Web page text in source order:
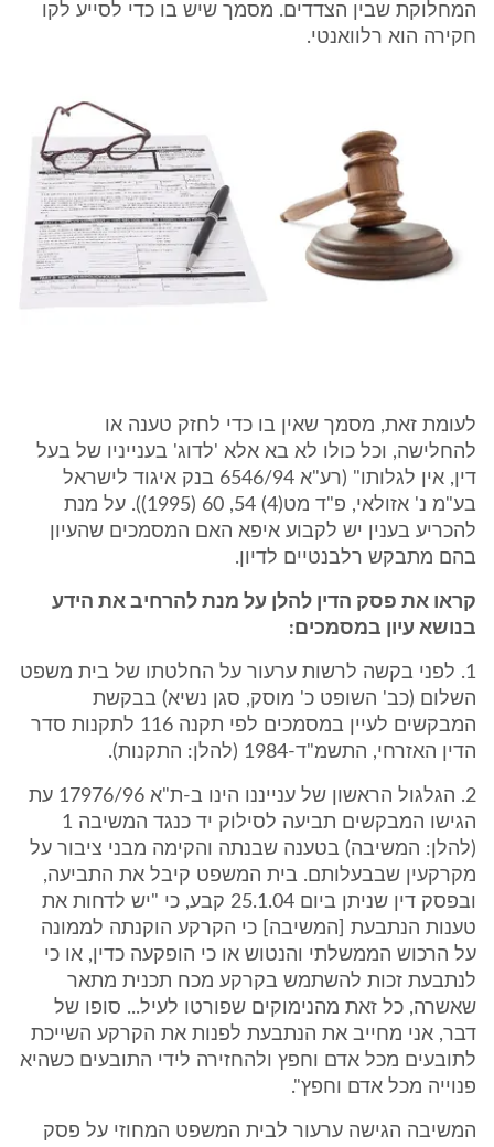
המחלוקת שבין הצדדים. מסמך שיש בו כדי לסייע לקו
חקירה הוא רלוואנטי.
לעומת זאת, מסמך שאין בו כדי לחזק טענה או
להחלישה, וכל כולו לא בא אלא 'לדוג' בענייניו של בעל
דין, אין לגלותו" (רע"א 6546/94 בנק איגוד לישראל
בע"מ נ' אזולאי, פ"ד מט(4) 54, 60 (1995)). על מנת
להכריע בענין יש לקבוע איפא האם המסמכים שהעיון
בהם מתבקש רלבנטיים לדיון.
קראו את פסק הדין להלן על מנת להרחיב את הידע
בנושא עיון במסמכים:
1. לפני בקשה לרשות ערעור על החלטתו של בית משפט
השלום (כב' השופט כ' מוסק, סגן נשיא) בבקשת
המבקשים לעיין במסמכים לפי תקנה 116 לתקנות סדר
הדין האזרחי, התשמ"ד-1984 (להלן: התקנות).
2. הגלגול הראשון של ענייננו הינו ב-ת"א 17976/96 עת
הגישו המבקשים תביעה לסילוק יד כנגד המשיבה 1
(להלן: המשיבה) בטענה שבנתה והקימה מבני ציבור על
מקרקעין שבבעלותם. בית המשפט קיבל את התביעה,
ובפסק דין שניתן ביום 25.1.04 קבע, כי "יש לדחות את
טענות הנתבעת [המשיבה] כי הקרקע הוקנתה לממונה
על הרכוש הממשלתי והנטוש או כי הופקעה כדין, או כי
לנתבעת זכות להשתמש בקרקע מכח תכנית מתאר
שאשרה, כל זאת מהנימוקים שפורטו לעיל... סופו של
דבר, אני מחייב את הנתבעת לפנות את הקרקע השייכת
לתובעים מכל אדם וחפץ ולהחזירה לידי התובעים כשהיא
פנוייה מכל אדם וחפץ".
המשיבה הגישה ערעור לבית המשפט המחוזי על פסק